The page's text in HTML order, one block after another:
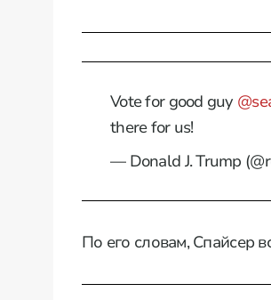
Vote for good guy
there for us!
— Donald J. Trump
По его словам, Спайсер